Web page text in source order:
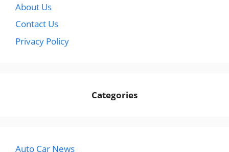
About Us
Contact Us
Privacy Policy
Categories
Auto Car News